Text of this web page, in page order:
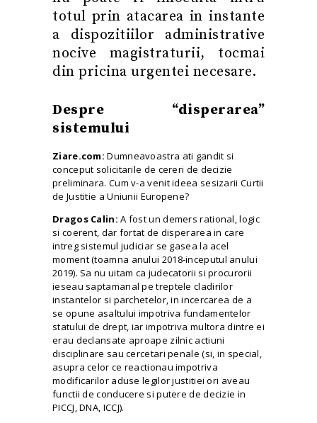
totul prin atacarea in instante
a dispozitiilor administrative
nocive magistraturii, tocmai
din pricina urgentei necesare.
Despre “disperarea”
sistemului
Ziare.com: Dumneavoastra ati gandit si
conceput solicitarile de cereri de decizie
preliminara. Cum v-a venit ideea sesizarii Curtii
de Justitie a Uniunii Europene?
Dragos Calin: A fost un demers rational, logic
si coerent, dar fortat de disperarea in care
intreg sistemul judiciar se gasea la acel
moment (toamna anului 2018-inceputul anului
2019). Sa nu uitam ca judecatorii si procurorii
ieseau saptamanal pe treptele cladirilor
instantelor si parchetelor, in incercarea de a
se opune asaltului impotriva fundamentelor
statului de drept, iar impotriva multora dintre ei
erau declansate aproape zilnic actiuni
disciplinare sau cercetari penale (si, in special,
asupra celor ce reactionau impotriva
modificarilor aduse legilor justitiei ori aveau
functii de conducere si putere de decizie in
PICCJ,DNA, ICCJ).